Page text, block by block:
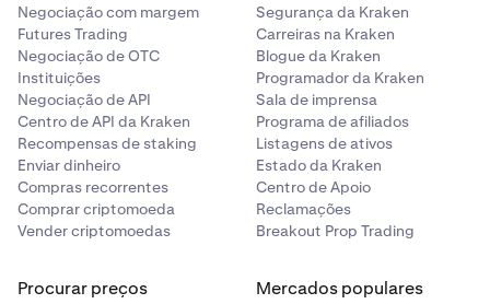
Negociação com margem
Futures Trading
Negociação de OTC
Instituições
Negociação de API
Centro de API da Kraken
Recompensas de staking
Enviar dinheiro
Compras recorrentes
Comprar criptomoeda
Vender criptomoedas
Segurança da Kraken
Carreiras na Kraken
Blogue da Kraken
Programador da Kraken
Sala de imprensa
Programa de afiliados
Listagens de ativos
Estado da Kraken
Centro de Apoio
Reclamações
Breakout Prop Trading
Procurar preços Mercados populares